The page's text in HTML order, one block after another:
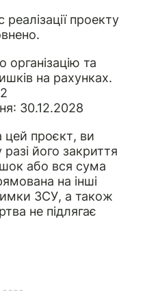
проекту
організацію та
на рахунках.
30.12.2028
проєкт, ви
його закриття
або вся сума
на інші
ЗСУ, а також
не підлягає